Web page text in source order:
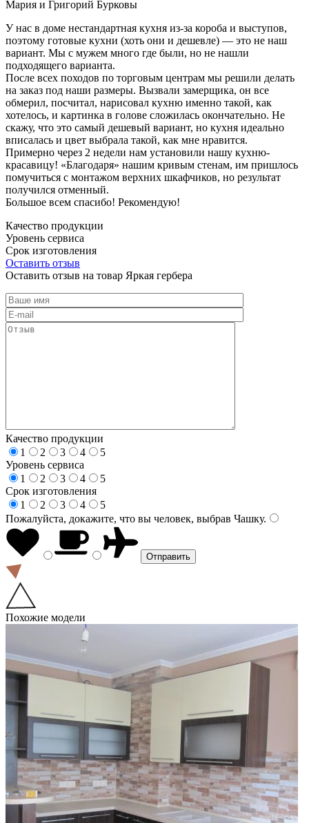
Мария и Григорий Бурковы
У нас в доме нестандартная кухня из-за короба и выступов,
поэтому готовые кухни (хоть они и дешевле) — это не наш
вариант. Мы с мужем много где были, но не нашли
подходящего варианта.
После всех походов по торговым центрам мы решили делать
на заказ под наши размеры. Вызвали замерщика, он все
обмерил, посчитал, нарисовал кухню именно такой, как
хотелось, и картинка в голове сложилась окончательно. Не
скажу, что это самый дешевый вариант, но кухня идеально
вписалась и цвет выбрала такой, как мне нравится.
Примерно через 2 недели нам установили нашу кухню-
красавицу! «Благодаря» нашим кривым стенам, им пришлось
помучиться с монтажом верхних шкафчиков, но результат
получился отменный.
Большое всем спасибо! Рекомендую!
Качество продукции
Уровень сервиса
Срок изготовления
Оставить отзыв
Оставить отзыв на товар Яркая гербера
Качество продукции
1
2 3 4
5
Уровень сервиса
1
2 3 4
5
Срок изготовления
1
2 3 4
5
Пожалуйста, докажите, что вы человек, выбрав Чашку.
Похожие модели